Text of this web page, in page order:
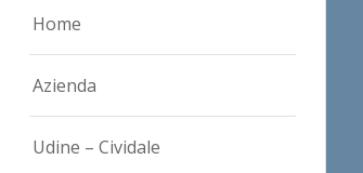
Home
Azienda
Udine – Cividale